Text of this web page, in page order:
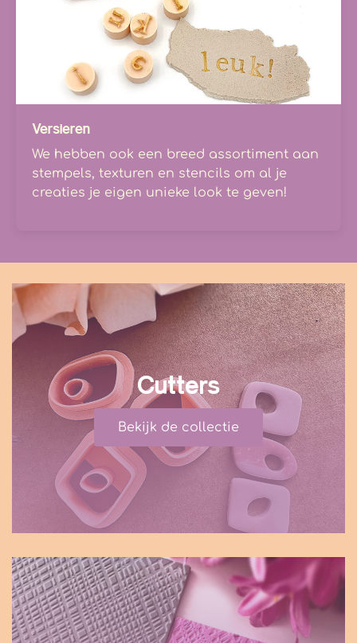
Versieren
We hebben ook een breed assortiment aan
stempels, texturen en stencils om al je
creaties je eigen unieke look te geven!
Cutters
Bekijk de collectie